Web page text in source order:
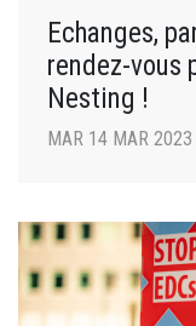
Echanges,
rendez-vous
Nesting !
MAR 14 MAR 2023